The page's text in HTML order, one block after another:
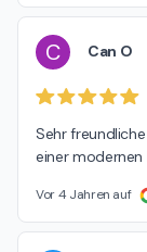
C Can O
Sehr
einer modernen
Vor 4 Jahren auf